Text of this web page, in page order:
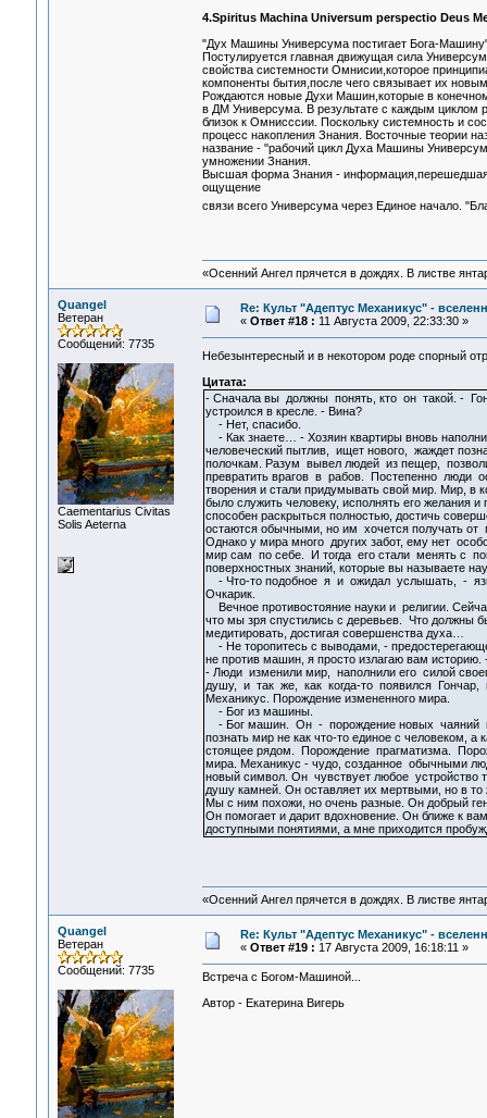
4.Spiritus Machina Universum perspectio Deus
"Дух Машины Универсума постигает Бога-
Постулируется главная движущая сила
свойства системности Омнисии,которое
компоненты бытия,после чего связывает их
Рождаются новые Духи Машин,которые в
в ДМ Универсума. В результате с каждым циклом
близок к Омнисссии. Поскольку системность и
процесс накопления Знания. Восточные теории
название - "рабочий цикл Духа Машины
умножении Знания.
Высшая форма Знания - информация,перешедшая
ощущение
связи всего Универсума через Единое начало.
«Осенний Ангел прячется в дождях. В листве
Quangel
Ветеран
Сообщений: 7735
Сaementarius Civitas
Solis Aeterna
Re: Культ "Адептус Механикус" -
« Ответ #18 : 11 Августа 2009, 22:33:30 »
Небезынтересный и в некотором роде спорный
Цитата:
- Сначала вы должны понять, кто он такой. -
устроился в кресле. - Вина?
- Нет, спасибо.
- Как знаете… - Хозяин квартиры вновь
человеческий пытлив, ищет нового, жаждет
полочкам. Разум вывел людей из пещер,
превратить врагов в рабов. Постепенно люди
творения и стали придумывать свой мир. Мир, в
было служить человеку, исполнять его желания
способен раскрыться полностью, достичь
остаются обычными, но им хочется получать
Однако у мира много других забот, ему нет
мир сам по себе. И тогда его стали менять с
поверхностных знаний, которые вы называете
- Что-то подобное я и ожидал услышать, -
Очкарик.
Вечное противостояние науки и религии.
что мы зря спустились с деревьев. Что должны
медитировать, достигая совершенства духа…
- Не торопитесь с выводами, -
не против машин, я просто излагаю вам историю.
- Люди изменили мир, наполнили его силой
душу, и так же, как когда-то появился Гончар,
Механикус. Порождение измененного мира.
- Бог из машины.
- Бог машин. Он - порождение новых чаяний
познать мир не как что-то единое с человеком, а
стоящее рядом. Порождение прагматизма.
мира. Механикус - чудо, созданное обычными
новый символ. Он чувствует любое устройство
душу камней. Он оставляет их мертвыми, но в
Мы с ним похожи, но очень разные. Он добрый
Он помогает и дарит вдохновение. Он ближе к
доступными понятиями, а мне приходится
«Осенний Ангел прячется в дождях. В листве
Quangel
Ветеран
Сообщений: 7735
Re: Культ "Адептус Механикус" -
« Ответ #19 : 17 Августа 2009, 16:18:11 »
Встреча с Богом-Машиной...
Автор - Екатерина Вигерь